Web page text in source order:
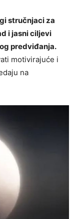
stručnjaci za
i jasni ciljevi
predviđanja.
motivirajuće i
na